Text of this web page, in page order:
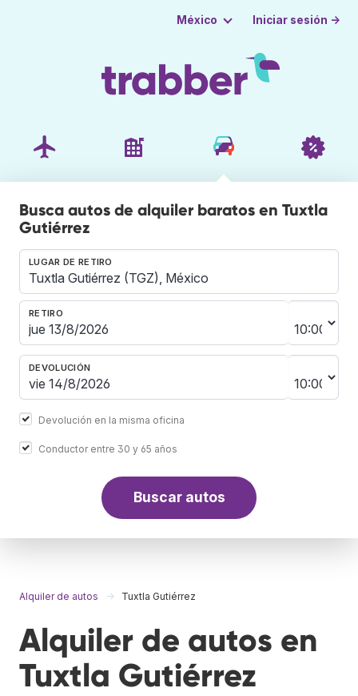
México Iniciar sesión →
Busca autos de alquiler baratos en Tuxtla
Gutiérrez
LUGAR DE RETIRO
RETIRO
DEVOLUCIÓN
Devolución en la misma oficina
Conductor entre 30 y 65 años
Buscar autos
Alquiler de autos Tuxtla Gutiérrez
Alquiler de autos en
Tuxtla Gutiérrez